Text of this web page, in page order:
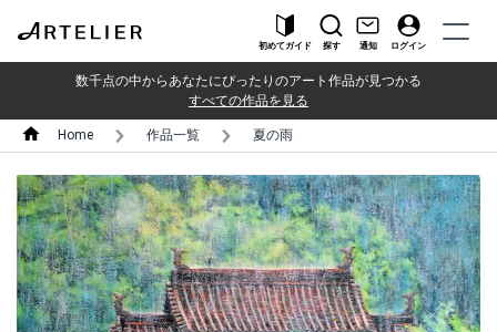
初めてガイド 探す 通知 ログイン
数千点の中からあなたにぴったりのアート作品が見つかる
すべての作品を見る
Home 作品一覧 夏の雨